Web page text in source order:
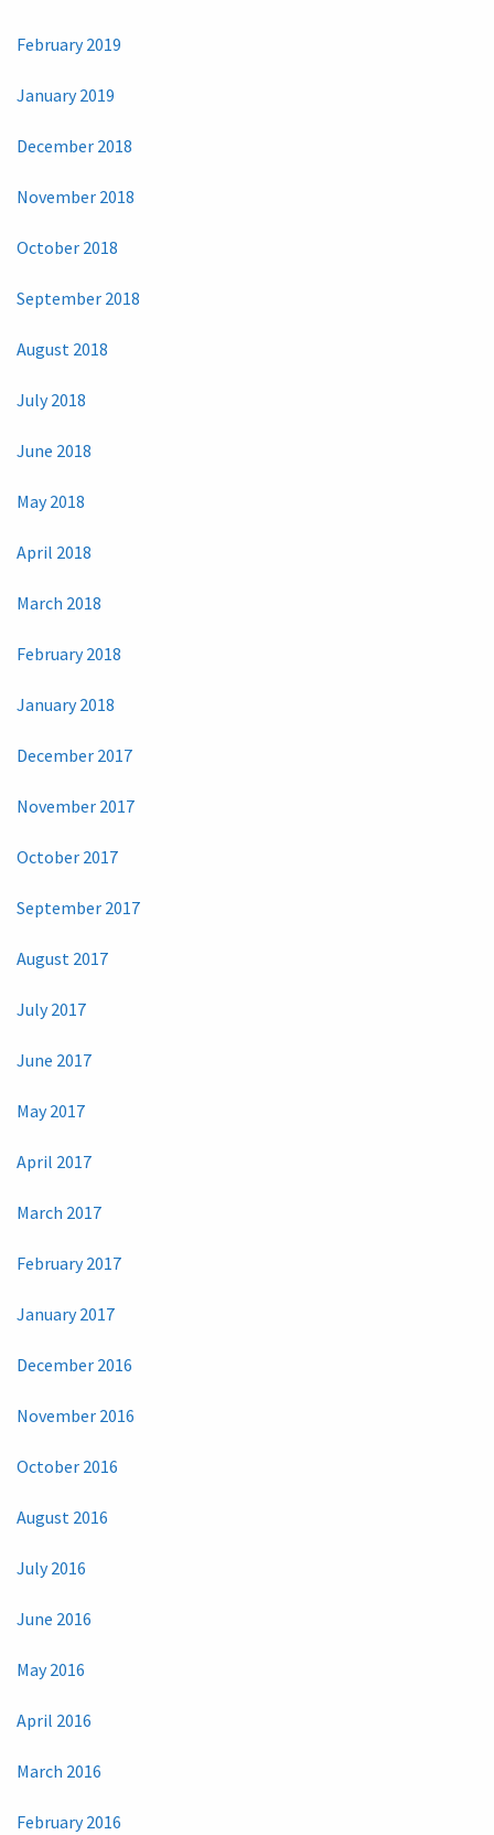
February 2019
January 2019
December 2018
November 2018
October 2018
September 2018
August 2018
July 2018
June 2018
May 2018
April 2018
March 2018
February 2018
January 2018
December 2017
November 2017
October 2017
September 2017
August 2017
July 2017
June 2017
May 2017
April 2017
March 2017
February 2017
January 2017
December 2016
November 2016
October 2016
August 2016
July 2016
June 2016
May 2016
April 2016
March 2016
February 2016